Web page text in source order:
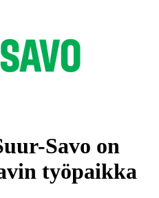
Savo on
työpaikka